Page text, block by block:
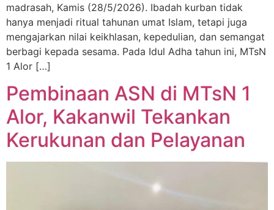
madrasah, Kamis (28/5/2026). Ibadah kurban tidak
hanya menjadi ritual tahunan umat Islam, tetapi juga
mengajarkan nilai keikhlasan, kepedulian, dan semangat
berbagi kepada sesama. Pada Idul Adha tahun ini, MTsN
1 Alor […]
Pembinaan ASN di MTsN 1
Alor, Kakanwil Tekankan
Kerukunan dan Pelayanan